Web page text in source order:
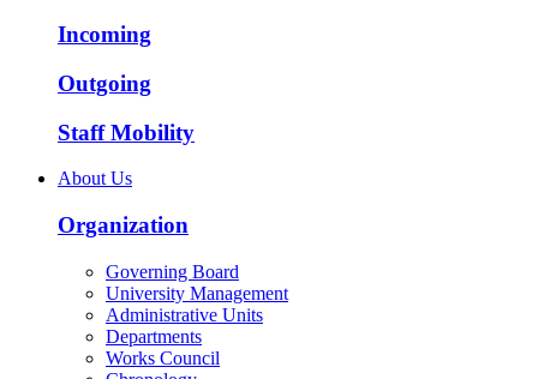
Incoming
Outgoing
Staff Mobility
About Us
Organization
Governing Board
University Management
Administrative Units
Departments
Works Council